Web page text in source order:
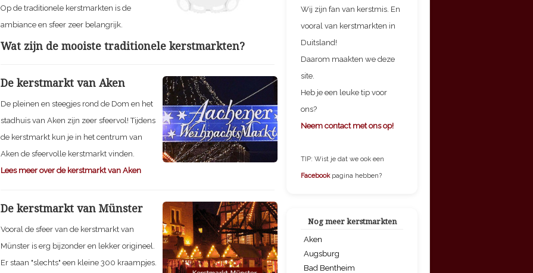
Op de traditionele kerstmarkten is de
ambiance en sfeer zeer belangrijk.
Wat zijn de mooiste traditionele kerstmarkten?
De kerstmarkt van Aken
De pleinen en steegjes rond de Dom en het
stadhuis van Aken zijn zeer sfeervol! Tijdens
de kerstmarkt kun je in het centrum van
Aken de sfeervolle kerstmarkt vinden.
Lees meer over de kerstmarkt van Aken
De kerstmarkt van Münster
Vooral de sfeer van de kerstmarkt van
Münster is erg bijzonder en lekker origineel.
Er staan "slechts" een kleine 300 kraampjes.
Wij zijn fan van kerstmis. En
vooral van kerstmarkten in
Duitsland!
Daarom maakten we deze
site.
Heb je een leuke tip voor
ons?
Neem contact met ons op!
TIP: Wist je dat we ook een
Facebook pagina hebben?
Nog meer kerstmarkten
Aken
Augsburg
Bad Bentheim